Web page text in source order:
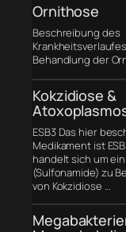
Ornithose
Beschreibung des
Behandlung der
Kokzidiose &
ESB3 Das hier
Medikament ist
handelt sich um
(Sulfonamide) zu
von Kokzidiose …